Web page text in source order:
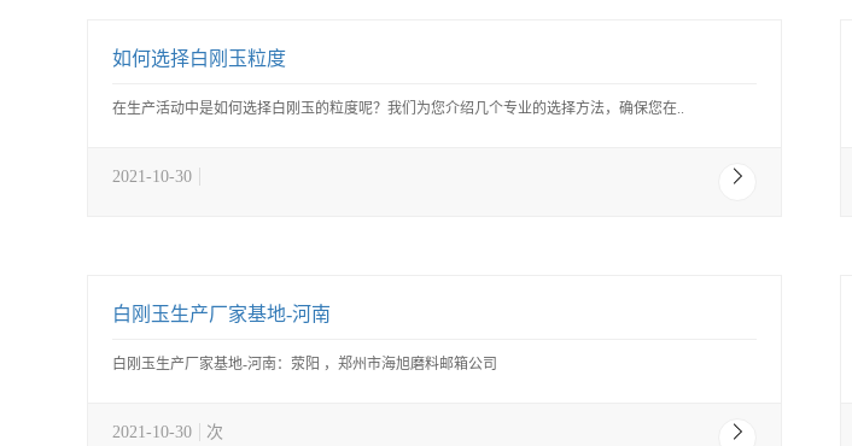
如何选择白刚玉粒度
在生产活动中是如何选择白刚玉的粒度呢？我们为您介绍几个专业的选择方法，确保您在..
2021-10-30
白刚玉生产厂家基地-河南
白刚玉生产厂家基地-河南：荥阳 ，郑州市海旭磨料邮箱公司
2021-10-30 次